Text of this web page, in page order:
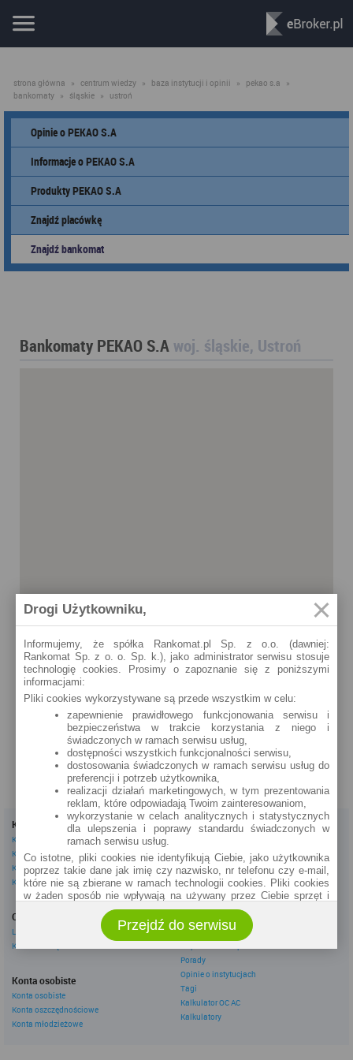
strona główna » centrum wiedzy » baza instytucji i opinii » pekao s.a
»
bankomaty » śląskie » ustroń
Opinie o PEKAO S.A
Informacje o PEKAO S.A
Produkty PEKAO S.A
Znajdź placówkę
Znajdź bankomat
Bankomaty PEKAO S.A woj. śląskie, Ustroń
Ustroń
Grażyńskiego 1 - Centrum Handlowe "Venus" (24h)
szczegóły »
Kredyty
Kredyty gotówkowe
Kredyty hipoteczne
Kredyty konsolidacyjne
Kredyty na samochód
Oszczędzanie
Lokaty
Konta oszczędnościowe
Konta osobiste
Konta osobiste
Konta oszczędnościowe
Konta młodzieżowe
Dla firm
Konta firmowe
Leasingi
Inne
eBroker Ekstra
Artykuły
Porady
Opinie o instytucjach
Tagi
Kalkulator OC AC
Kalkulatory
Drogi Użytkowniku,
Informujemy, że spółka Rankomat.pl Sp. z o.o. (dawniej:
Rankomat Sp. z o. o. Sp. k.), jako administrator serwisu stosuje
technologię cookies. Prosimy o zapoznanie się z poniższymi
informacjami:
Pliki cookies wykorzystywane są przede wszystkim w celu:
zapewnienie prawidłowego funkcjonowania serwisu i
bezpieczeństwa w trakcie korzystania z niego i
świadczonych w ramach serwisu usług,
dostępności wszystkich funkcjonalności serwisu,
dostosowania świadczonych w ramach serwisu usług do
preferencji i potrzeb użytkownika,
realizacji działań marketingowych, w tym prezentowania
reklam, które odpowiadają Twoim zainteresowaniom,
wykorzystanie w celach analitycznych i statystycznych
dla ulepszenia i poprawy standardu świadczonych w
ramach serwisu usług.
Co istotne, pliki cookies nie identyfikują Ciebie, jako użytkownika
poprzez takie dane jak imię czy nazwisko, nr telefonu czy e-mail,
które nie są zbierane w ramach technologii cookies. Pliki cookies
w żaden sposób nie wpływają na używany przez Ciebie sprzęt i
Zakres wykorzystywania plików cookies możliwy jest do
określenia w ustawieniach przeglądarki każdego użytkownika. Bez
wprowadzenia zmian ustawień, informacje w plikach cookies mogą
być zapisywane w pamięci Twojego urządzenia.
Administratorem danych pozyskiwanych w technologii cookies jest
spółka Rankomat.pl Sp. z o.o. (dawniej: Rankomat Sp. z o. o. Sp.
k.) z siedzibą w Warszawie, ul. Wolska 88, 01 - 141 Warszawa.
Możesz jako użytkownik w każdym czasie skontaktować się z
administratorem pod adresem bok@ebroker.pl, jak również wyrazić
Przejdź do serwisu